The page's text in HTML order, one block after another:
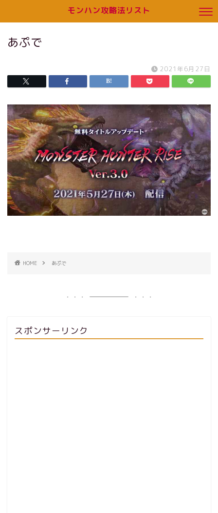
モンハン攻略法リスト
あぷで
2021年6月27日
HOME あぷで
スポンサーリンク